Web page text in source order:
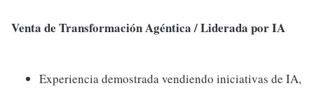
Venta de Transformación Agéntica / Liderada por IA
Experiencia demostrada vendiendo iniciativas de IA,